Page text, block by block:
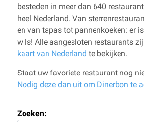
besteden in meer dan 640
heel Nederland. Van
en van tapas tot pannenkoeken: er
wils! Alle aangesloten restaurants
kaart van Nederland te bekijken.
Staat uw favoriete restaurant nog
Nodig deze dan uit om Dinerbon te
Zoeken: